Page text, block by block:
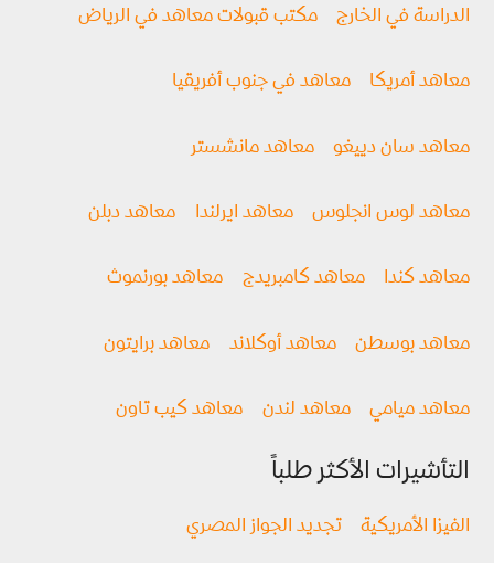
الدراسة في الخارج مكتب قبولات معاهد في الرياض
معاهد أمريكا معاهد في جنوب أفريقيا
معاهد سان دييغو معاهد مانشستر
معاهد لوس انجلوس معاهد ايرلندا معاهد دبلن
معاهد كندا معاهد كامبريدج معاهد بورنموث
معاهد بوسطن معاهد أوكلاند معاهد برايتون
معاهد ميامي معاهد لندن معاهد كيب تاون
التأشيرات الأكثر طلباً
الفيزا الأمريكية تجديد الجواز المصري